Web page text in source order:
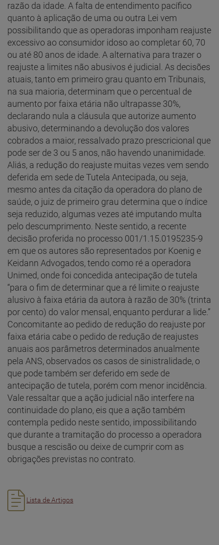
razão da idade. A falta de entendimento pacífico
quanto à aplicação de uma ou outra Lei vem
possibilitando que as operadoras imponham reajuste
excessivo ao consumidor idoso ao completar 60, 70
ou até 80 anos de idade. A alternativa para trazer o
reajuste a limites não abusivos é judicial. As decisões
atuais, tanto em primeiro grau quanto em Tribunais,
na sua maioria, determinam que o percentual de
aumento por faixa etária não ultrapasse 30%,
declarando nula a cláusula que autorize aumento
abusivo, determinando a devolução dos valores
cobrados a maior, ressalvado prazo prescricional que
pode ser de 3 ou 5 anos, não havendo unanimidade.
Aliás, a redução do reajuste muitas vezes vem sendo
deferida em sede de Tutela Antecipada, ou seja,
mesmo antes da citação da operadora do plano de
saúde, o juiz de primeiro grau determina que o índice
seja reduzido, algumas vezes até imputando multa
pelo descumprimento. Neste sentido, a recente
decisão proferida no processo 001/1.15.0195235-9
em que os autores são representados por Koenig e
Keidann Advogados, tendo como ré a operadora
Unimed, onde foi concedida antecipação de tutela
“para o fim de determinar que a ré limite o reajuste
alusivo à faixa etária da autora à razão de 30% (trinta
por cento) do valor mensal, enquanto perdurar a lide.”
Concomitante ao pedido de redução do reajuste por
faixa etária cabe o pedido de redução de reajustes
anuais aos parâmetros determinados anualmente
pela ANS, observados os casos de sinistralidade, o
que pode também ser deferido em sede de
antecipação de tutela, porém com menor incidência.
Vale ressaltar que a ação judicial não interfere na
continuidade do plano, eis que a ação também
contempla pedido neste sentido, impossibilitando
que durante a tramitação do processo a operadora
busque a rescisão ou deixe de cumprir com as
obrigações previstas no contrato.
Lista de Artigos